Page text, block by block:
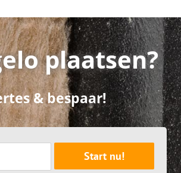
plaatsen?
& bespaar!
Start nu!